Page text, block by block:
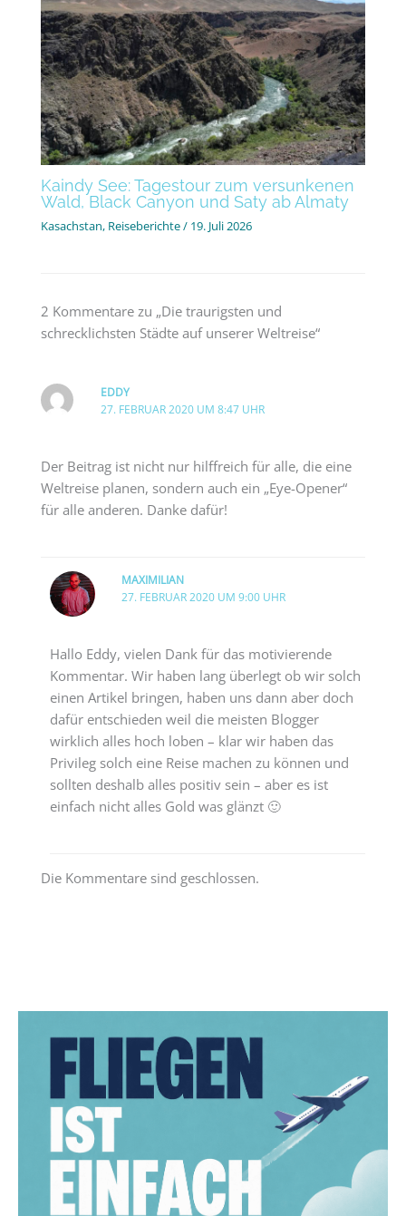
Kaindy See: Tagestour zum versunkenen
Wald, Black Canyon und Saty ab Almaty
Kasachstan, Reiseberichte/ 19. Juli 2026
2 Kommentare zu „Die traurigsten und
schrecklichsten Städte auf unserer Weltreise“
EDDY
27. FEBRUAR 2020 UM 8:47 UHR
Der Beitrag ist nicht nur hilffreich für alle, die eine
Weltreise planen, sondern auch ein „Eye-Opener“
für alle anderen. Danke dafür!
MAXIMILIAN
27. FEBRUAR 2020 UM 9:00 UHR
Hallo Eddy, vielen Dank für das motivierende
Kommentar. Wir haben lang überlegt ob wir solch
einen Artikel bringen, haben uns dann aber doch
dafür entschieden weil die meisten Blogger
wirklich alles hoch loben – klar wir haben das
Privileg solch eine Reise machen zu können und
sollten deshalb alles positiv sein – aber es ist
einfach nicht alles Gold was glänzt 🙂
Die Kommentare sind geschlossen.